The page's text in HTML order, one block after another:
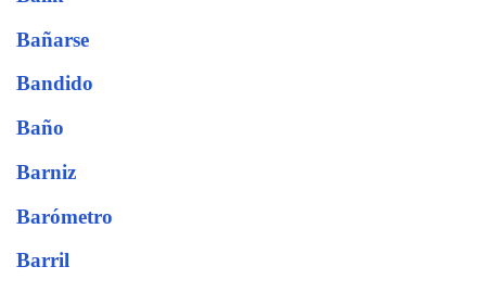
Bañarse
Bandido
Baño
Barniz
Barómetro
Barril